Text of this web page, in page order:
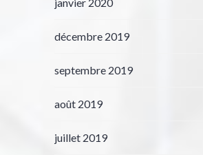
janvier 2020
décembre 2019
septembre 2019
août 2019
juillet 2019